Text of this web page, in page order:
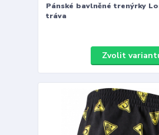
Pánské bavlněné trenýrky
tráva
Zvolit